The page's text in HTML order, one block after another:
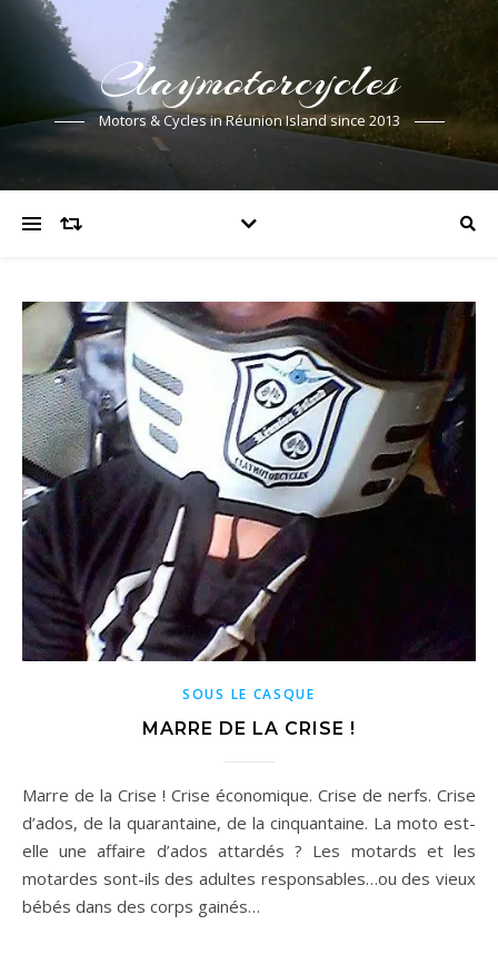
Claymotorcycles
Motors & Cycles in Réunion Island since 2013
SOUS LE CASQUE
MARRE DE LA CRISE !
Marre de la Crise ! Crise économique. Crise de nerfs. Crise
d’ados, de la quarantaine, de la cinquantaine. La moto est-
elle une affaire d’ados attardés ? Les motards et les
motardes sont-ils des adultes responsables…ou des vieux
bébés dans des corps gainés…